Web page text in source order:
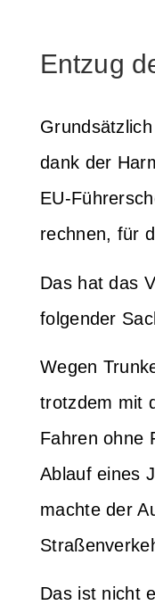
Entzug
dank der
EU-
rechnen, für
Das hat das
folgender
Wegen
trotzdem mit
Fahren ohne
Ablauf eines
machte der
Das ist nicht